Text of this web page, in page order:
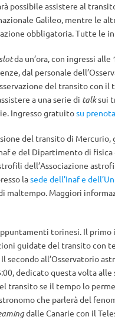
possibile assistere al
Galileo, mentre le
obbligatoria. Tutte le
da un’ora, con ingressi alle
dal personale
del transito con
a una serie di talksui
Ingresso gratuitosu
del transito di
e del Dipartimento di
dell’Associazione
lasede dell’Inaf e
maltempo. Maggiori
torinesi. Il primo
guidate del transito con
secondo all’Osservatorio
dedicato questa volta alle
transito se il tempo lo
che parlerà del
dalle Canarie con il